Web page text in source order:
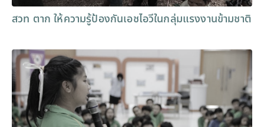
สวท ตาก ให้ความรู้ป้องกันเอชไอวีในกลุ่มแรงงานข้ามชาติ